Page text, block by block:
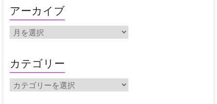
アーカイブ
ア
ー
イ
ブ
カテゴリー
カ
テ